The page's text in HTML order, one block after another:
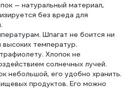
— натуральный материал,
без вреда для
Шпагат не боится ни
высоких температур.
Хлопок не
солнечных лучей.
небольшой, его удобно хранить.
продуктов. Его можно